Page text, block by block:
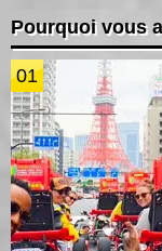
Pourquoi vous
01